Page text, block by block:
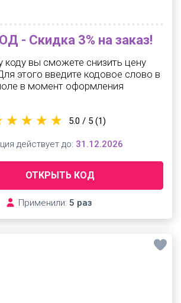
- Скидка 3% на заказ!
коду вы сможете снизить цену
этого введите кодовое слово в
в момент оформления
ОТКРЫТЬ КОД
Применили: 5 раз
5.0 / 5 (1)
действует до: 31.12.2026